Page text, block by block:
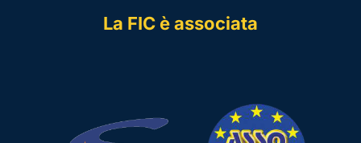
La FIC è associata